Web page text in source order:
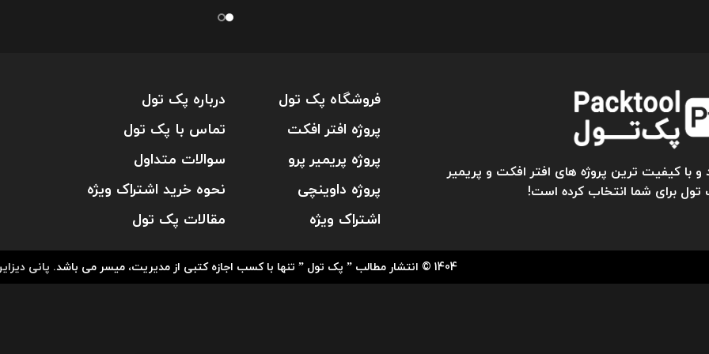
و با کیفیت ترین پروژه های افتر افکت و پریمیر
تول برای شما انتخاب کرده است!
فروشگاه پک تول
پروژه افتر افکت
پروژه پریمیر پرو
پروژه داوینچی
اشتراک ویژه
درباره پک تول
تماس با پک تول
سوالات متداول
نحوه خرید اشتراک ویژه
مقالات پک تول
1404 © انتشار مطالب ” پک تول ” تنها با کسب اجازه کتبی از مدیریت، میسر می باشد. پانی